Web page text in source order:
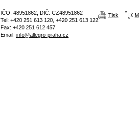
IČO: 48951862, DIČ: CZ48951862
Tel: +420 251 613 120, +420 251 613 122
Fax: +420 251 612 457
Email: info@allegro-praha.cz
Tisk